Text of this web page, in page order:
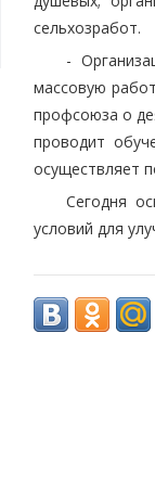
сельхозработ.
-
массовую
профсоюза о
проводит
осуществляет
Сегодня
условий для